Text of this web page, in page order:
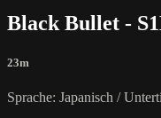
Black Bullet -
23m
Sprache: Japanisch /